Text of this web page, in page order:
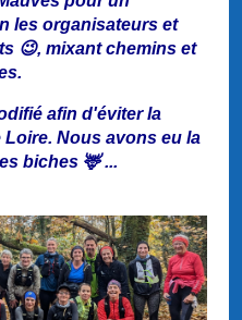
les organisateurs et
😉, mixant chemins et
afin d'éviter la
Nous avons eu la
biches 🦌 ...